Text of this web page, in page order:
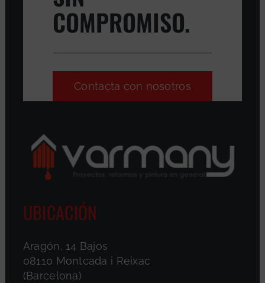
COMPROMISO.
Contacta con nosotros
UBICACIÓN
Aragón, 14 Bajos
08110 Montcada i Reixac
(Barcelona)